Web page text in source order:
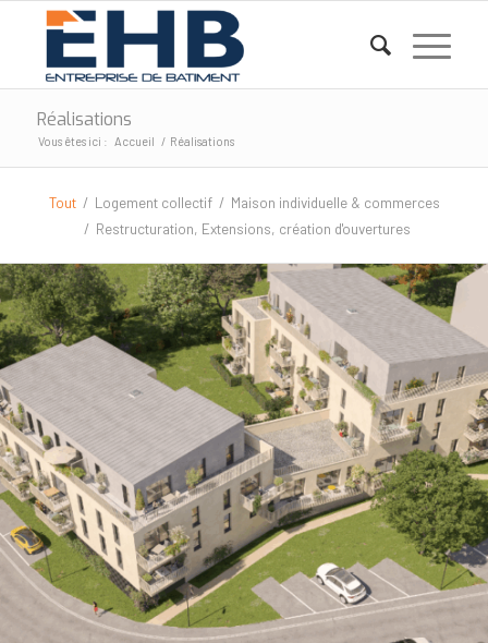
Réalisations
Vous êtes ici : Accueil / Réalisations
Tout / Logement collectif / Maison individuelle & commerces
/ Restructuration, Extensions, création d'ouvertures